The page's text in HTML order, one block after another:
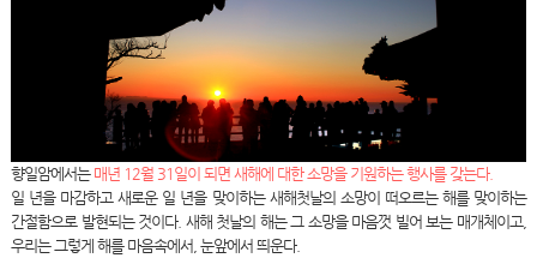
향일암에서는 매년 12월 31일이 되면 새해에 대한 소망을 기원하는 행사를 갖는다.
일 년을 마감하고 새로운 일 년을 맞이하는 새해첫날의 소망이 떠오르는 해를 맞이하는
간절함으로 발현되는 것이다. 새해 첫날의 해는 그 소망을 마음껏 빌어 보는 매개체이고,
우리는 그렇게 해를 마음속에서, 눈앞에서 띄운다.